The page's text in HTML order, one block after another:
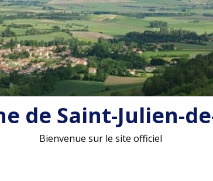
de Saint-Julien-
Bienvenue sur le site officiel